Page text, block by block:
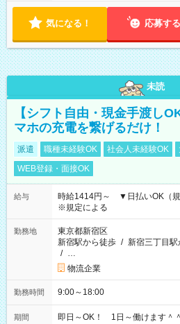
気になる！ 応募する
未読
【シフト自由・現金手渡し
マホの充電を繋げるだけ！
派遣 職種未経験OK 社会人未経験OK
WEB登録・面接OK
給与
時給1414円～ ▼日払いOK（
※規定による
勤務地
東京都新宿区
新宿駅から徒歩 / 新宿三丁目駅
/ …
物流企業
勤務時間 9:00～18:00
期間 即日～OK！ 1日～働けます＾